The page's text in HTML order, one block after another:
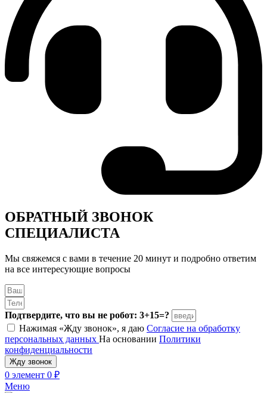
ОБРАТНЫЙ ЗВОНОК
СПЕЦИАЛИСТА
Мы свяжемся с вами в течение 20 минут и подробно ответим
на все интересующие вопросы
Подтвердите, что вы не робот: 3+15=?
Нажимая «Жду звонок», я даю Согласие на обработку
персональных данных На основании Политики
конфиденциальности
Жду звонок
0 элемент 0 ₽
Меню